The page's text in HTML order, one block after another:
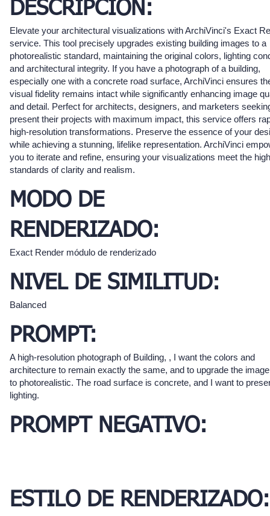
DESCRIPCIÓN:
Elevate your architectural visualizations with ArchiVinci's Exact
service. This tool precisely upgrades existing building images to a
photorealistic standard, maintaining the original colors, lighting
and architectural integrity. If you have a photograph of a building,
especially one with a concrete road surface, ArchiVinci ensures
visual fidelity remains intact while significantly enhancing image
and detail. Perfect for architects, designers, and marketers
present their projects with maximum impact, this service offers
high-resolution transformations. Preserve the essence of your
while achieving a stunning, lifelike representation. ArchiVinci
you to iterate and refine, ensuring your visualizations meet the
standards of clarity and realism.
MODO DE
RENDERIZADO:
Exact Render módulo de renderizado
NIVEL DE SIMILITUD:
Balanced
PROMPT:
A high-resolution photograph of Building, , I want the colors and
architecture to remain exactly the same, and to upgrade the
to photorealistic. The road surface is concrete, and I want to
lighting.
PROMPT NEGATIVO:
ESTILO DE RENDERIZADO: